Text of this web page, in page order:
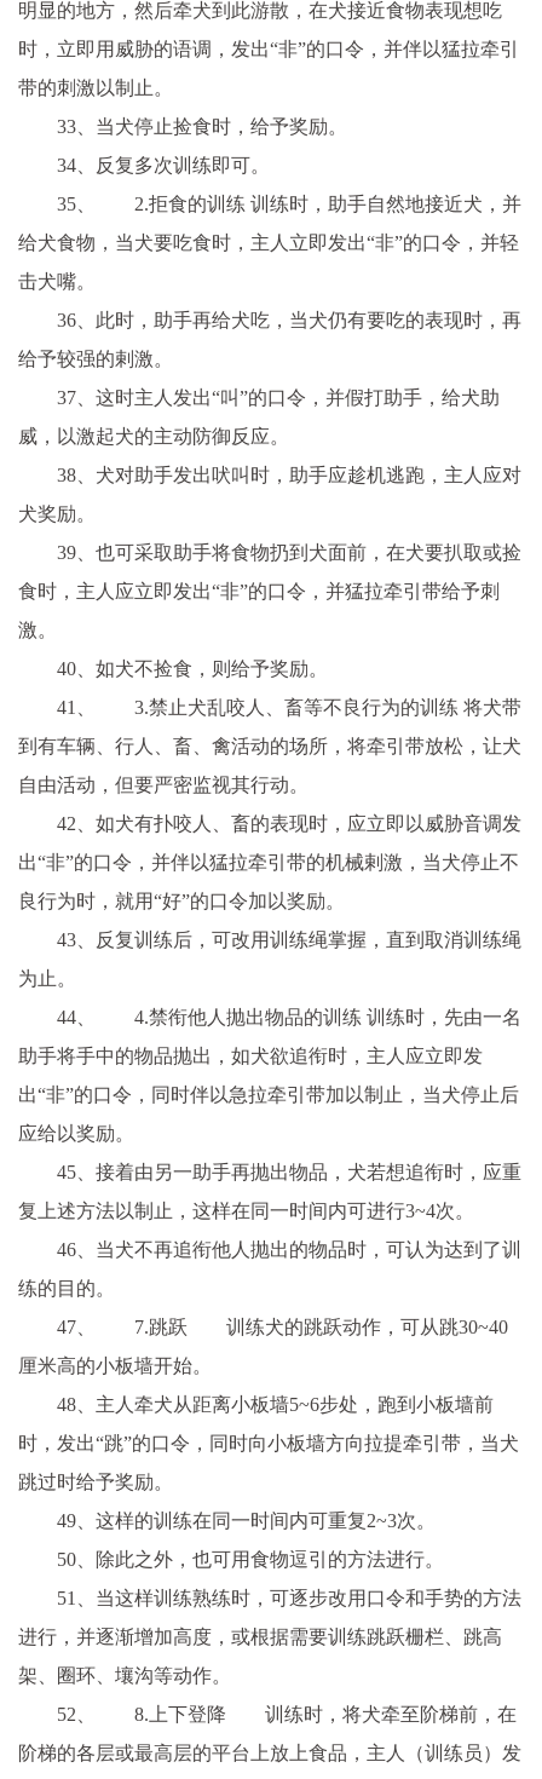
明显的地方，然后牵犬到此游散，在犬接近食物表现想吃
时，立即用威胁的语调，发出“非”的口令，并伴以猛拉牵引
带的刺激以制止。
33、当犬停止捡食时，给予奖励。
34、反复多次训练即可。
35、 2.拒食的训练 训练时，助手自然地接近犬，并
给犬食物，当犬要吃食时，主人立即发出“非”的口令，并轻
击犬嘴。
36、此时，助手再给犬吃，当犬仍有要吃的表现时，再
给予较强的剌激。
37、这时主人发出“叫”的口令，并假打助手，给犬助
威，以激起犬的主动防御反应。
38、犬对助手发出吠叫时，助手应趁机逃跑，主人应对
犬奖励。
39、也可采取助手将食物扔到犬面前，在犬要扒取或捡
食时，主人应立即发出“非”的口令，并猛拉牵引带给予刺
激。
40、如犬不捡食，则给予奖励。
41、 3.禁止犬乱咬人、畜等不良行为的训练 将犬带
到有车辆、行人、畜、禽活动的场所，将牵引带放松，让犬
自由活动，但要严密监视其行动。
42、如犬有扑咬人、畜的表现时，应立即以威胁音调发
出“非”的口令，并伴以猛拉牵引带的机械剌激，当犬停止不
良行为时，就用“好”的口令加以奖励。
43、反复训练后，可改用训练绳掌握，直到取消训练绳
为止。
44、 4.禁衔他人抛出物品的训练 训练时，先由一名
助手将手中的物品抛出，如犬欲追衔时，主人应立即发
出“非”的口令，同时伴以急拉牵引带加以制止，当犬停止后
应给以奖励。
45、接着由另一助手再抛出物品，犬若想追衔时，应重
复上述方法以制止，这样在同一时间内可进行3~4次。
46、当犬不再追衔他人抛出的物品时，可认为达到了训
练的目的。
47、 7.跳跃 训练犬的跳跃动作，可从跳30~40
厘米高的小板墙开始。
48、主人牵犬从距离小板墙5~6步处，跑到小板墙前
时，发出“跳”的口令，同时向小板墙方向拉提牵引带，当犬
跳过时给予奖励。
49、这样的训练在同一时间内可重复2~3次。
50、除此之外，也可用食物逗引的方法进行。
51、当这样训练熟练时，可逐步改用口令和手势的方法
进行，并逐渐增加高度，或根据需要训练跳跃栅栏、跳高
架、圈环、壤沟等动作。
52、 8.上下登降 训练时，将犬牵至阶梯前，在
阶梯的各层或最高层的平台上放上食品，主人（训练员）发